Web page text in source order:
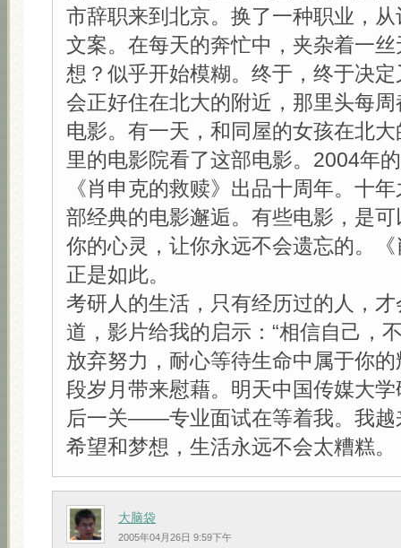
市辞职来到北京。换了一种职业，
文案。在每天的奔忙中，夹杂着一
想？似乎开始模糊。终于，终于决
会正好住在北大的附近，那里头每
电影。有一天，和同屋的女孩在北
里的电影院看了这部电影。2004年
《肖申克的救赎》出品十周年。十
部经典的电影邂逅。有些电影，是
你的心灵，让你永远不会遗忘的。
正是如此。
考研人的生活，只有经历过的人，
道，影片给我的启示：“相信自己，
放弃努力，耐心等待生命中属于你的
段岁月带来慰藉。明天中国传媒大
后一关——专业面试在等着我。我越
希望和梦想，生活永远不会太糟糕。
大脑袋
2005年04月26日 9:59下午